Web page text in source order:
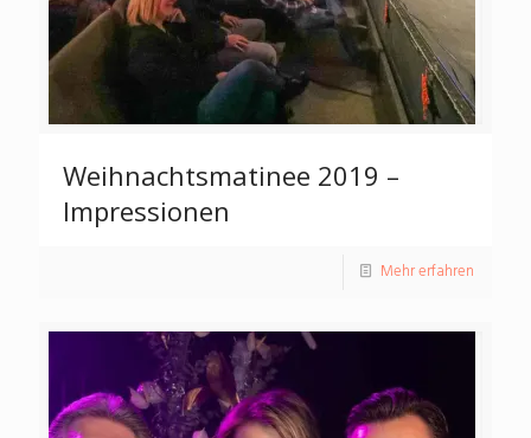
Weihnachtsmatinee 2019 –
Impressionen
Mehr erfahren